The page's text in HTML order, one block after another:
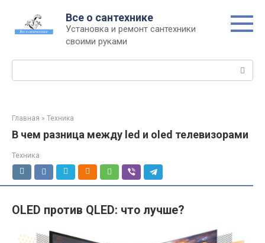
контенту
Все о сантехнике
Установка и ремонт сантехники
своими руками
Главная » Техника
В чем разница между led и oled телевизорами
Техника
OLED против QLED: что лучше?